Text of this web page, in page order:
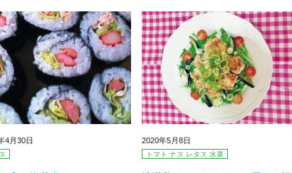
4月30日 2020年5月8日
トマト ナス レタス 水菜